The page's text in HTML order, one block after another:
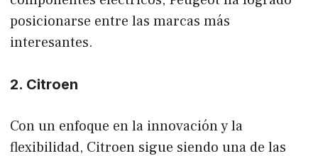
posicionarse entre las marcas más
interesantes.
2. Citroen
Con un enfoque en la innovación y la
flexibilidad, Citroen sigue siendo una de las